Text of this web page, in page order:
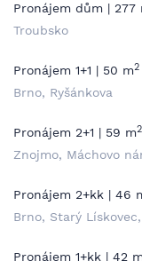
Pronájem dům | 277
Troubsko
Pronájem 1+1 | 50 m2
Brno, Ryšánkova
Pronájem 2+1 | 59 m2
Znojmo, Máchovo
Pronájem 2+kk | 46
Brno, Starý
Pronájem 1+kk | 42